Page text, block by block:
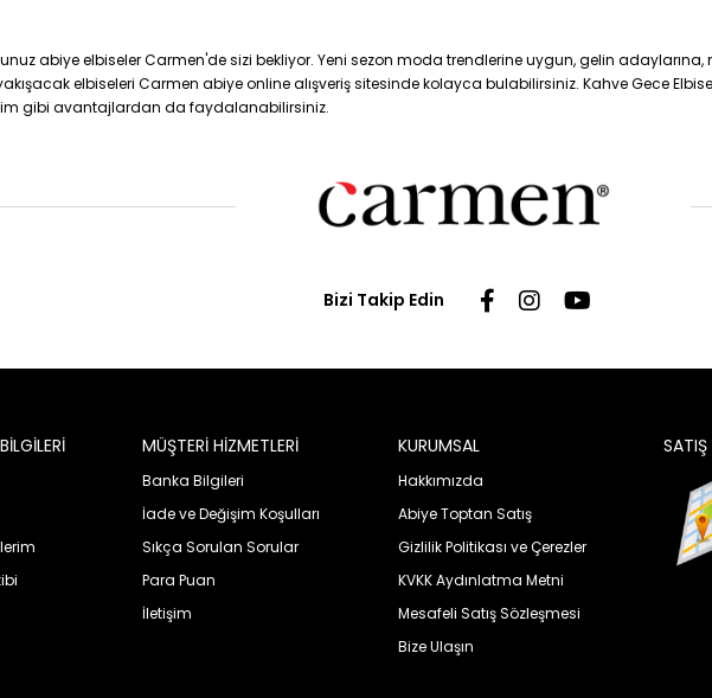
abiye elbiseler Carmen'de sizi bekliyor. Yeni sezon moda trendlerine uygun, gelin
elbiseleri Carmen abiye online alışveriş sitesinde kolayca bulabilirsiniz. Kahve Gece
gibi avantajlardan da faydalanabilirsiniz.
Bizi Takip Edin
MÜŞTERİ HİZMETLERİ
Banka Bilgileri
İade ve Değişim Koşulları
Sıkça Sorulan Sorular
Para Puan
İletişim
KURUMSAL
Hakkımızda
Abiye Toptan Satış
Gizlilik Politikası ve Çerezler
KVKK Aydınlatma Metni
Mesafeli Satış Sözleşmesi
Bize Ulaşın